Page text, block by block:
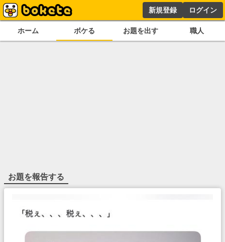
新規登録 ログイン
ホーム ボケる お題を出す 職人
お題を報告する